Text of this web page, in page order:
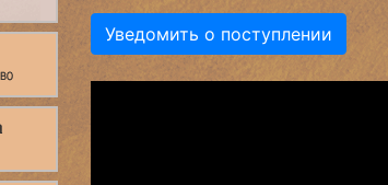
Уведомить о поступлении